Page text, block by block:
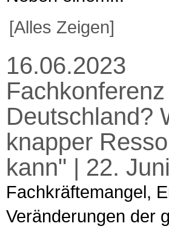
[Alles Zeigen]
16.06.2023
Deutschland?
knapper
kann" | 22.
Fachkräftemangel,
Veränderungen der